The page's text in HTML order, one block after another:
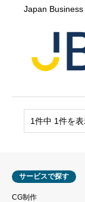
Japan
1件中 1件を
サービスで探す
CG制作